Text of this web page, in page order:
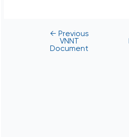
← Previous
VNNT
Document